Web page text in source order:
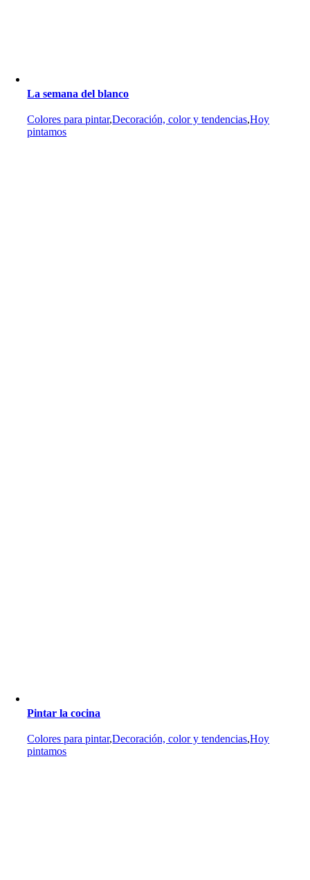
La semana del blanco
Colores para pintar,Decoración, color y tendencias,Hoy
pintamos
Pintar la cocina
Colores para pintar,Decoración, color y tendencias,Hoy
pintamos